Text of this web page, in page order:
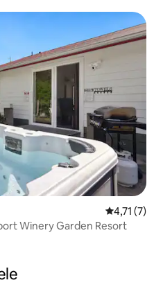
4,71 (7)
Winery Garden Resort